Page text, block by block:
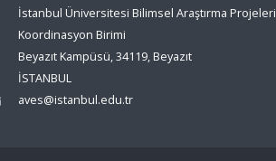
İstanbul Üniversitesi Bilimsel Araştırma Projeleri
Koordinasyon Birimi
Beyazıt Kampüsü, 34119, Beyazıt
İSTANBUL
aves@istanbul.edu.tr